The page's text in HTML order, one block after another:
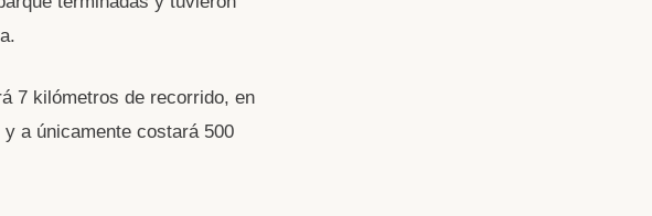
7 kilómetros de recorrido, en
a únicamente costará 500